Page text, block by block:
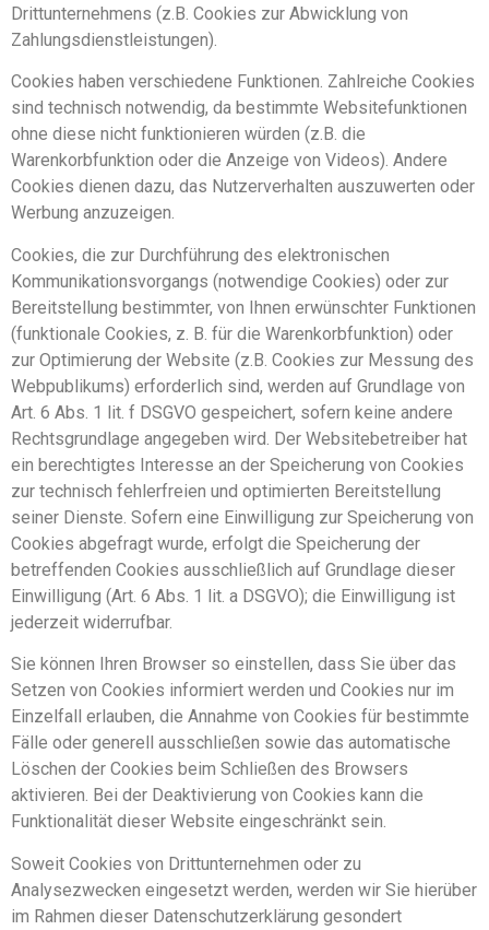
Drittunternehmens (z.B. Cookies zur Abwicklung von
Zahlungsdienstleistungen).
Cookies haben verschiedene Funktionen. Zahlreiche Cookies
sind technisch notwendig, da bestimmte Websitefunktionen
ohne diese nicht funktionieren würden (z.B. die
Warenkorbfunktion oder die Anzeige von Videos). Andere
Cookies dienen dazu, das Nutzerverhalten auszuwerten oder
Werbung anzuzeigen.
Cookies, die zur Durchführung des elektronischen
Kommunikationsvorgangs (notwendige Cookies) oder zur
Bereitstellung bestimmter, von Ihnen erwünschter Funktionen
(funktionale Cookies, z. B. für die Warenkorbfunktion) oder
zur Optimierung der Website (z.B. Cookies zur Messung des
Webpublikums) erforderlich sind, werden auf Grundlage von
Art. 6 Abs. 1 lit. f DSGVO gespeichert, sofern keine andere
Rechtsgrundlage angegeben wird. Der Websitebetreiber hat
ein berechtigtes Interesse an der Speicherung von Cookies
zur technisch fehlerfreien und optimierten Bereitstellung
seiner Dienste. Sofern eine Einwilligung zur Speicherung von
Cookies abgefragt wurde, erfolgt die Speicherung der
betreffenden Cookies ausschließlich auf Grundlage dieser
Einwilligung (Art. 6 Abs. 1 lit. a DSGVO); die Einwilligung ist
jederzeit widerrufbar.
Sie können Ihren Browser so einstellen, dass Sie über das
Setzen von Cookies informiert werden und Cookies nur im
Einzelfall erlauben, die Annahme von Cookies für bestimmte
Fälle oder generell ausschließen sowie das automatische
Löschen der Cookies beim Schließen des Browsers
aktivieren. Bei der Deaktivierung von Cookies kann die
Funktionalität dieser Website eingeschränkt sein.
Soweit Cookies von Drittunternehmen oder zu
Analysezwecken eingesetzt werden, werden wir Sie hierüber
im Rahmen dieser Datenschutzerklärung gesondert